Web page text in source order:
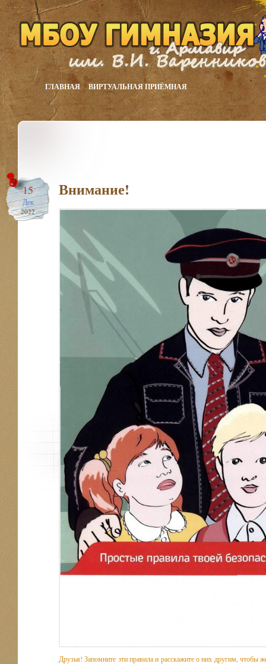
ГЛАВНАЯ ВИРТУАЛЬНАЯ ПРИЁМНАЯ
15
Дек
2022
Внимание!
Друзья! Запомните эти правила и расскажите о них другим, чтобы